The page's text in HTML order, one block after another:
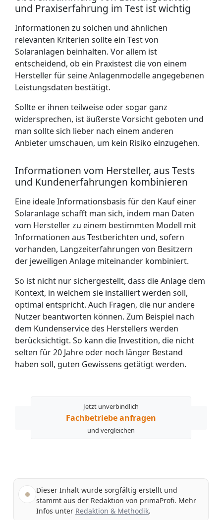
und Praxiserfahrung im Test ist wichtig
Informationen zu solchen und ähnlichen
relevanten Kriterien sollte ein Test von
Solaranlagen beinhalten. Vor allem ist
entscheidend, ob ein Praxistest die von einem
Hersteller für seine Anlagenmodelle angegebenen
Leistungsdaten bestätigt.
Sollte er ihnen teilweise oder sogar ganz
widersprechen, ist äußerste Vorsicht geboten und
man sollte sich lieber nach einem anderen
Anbieter umschauen, um kein Risiko einzugehen.
Informationen vom Hersteller, aus Tests
und Kundenerfahrungen kombinieren
Eine ideale Informationsbasis für den Kauf einer
Solaranlage schafft man sich, indem man Daten
vom Hersteller zu einem bestimmten Modell mit
Informationen aus Testberichten und, sofern
vorhanden, Langzeiterfahrungen von Besitzern
der jeweiligen Anlage miteinander kombiniert.
So ist nicht nur sichergestellt, dass die Anlage dem
Kontext, in welchem sie installiert werden soll,
optimal entspricht. Auch Fragen, die nur andere
Nutzer beantworten können. Zum Beispiel nach
dem Kundenservice des Herstellers werden
berücksichtigt. So kann die Investition, die nicht
selten für 20 Jahre oder noch länger Bestand
haben soll, guten Gewissens getätigt werden.
Jetzt unverbindlich
Fachbetriebe anfragen
und vergleichen
Dieser Inhalt wurde sorgfältig erstellt und
stammt aus der Redaktion von primaProfi. Mehr
Infos unter Redaktion & Methodik.